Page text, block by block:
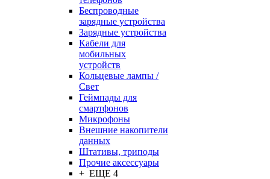
Беспроводные
зарядные устройства
Зарядные устройства
Кабели для
мобильных
устройств
Кольцевые лампы /
Свет
Геймпады для
смартфонов
Микрофоны
Внешние накопители
данных
Штативы, триподы
Прочие аксессуары
+ ЕЩЕ 4